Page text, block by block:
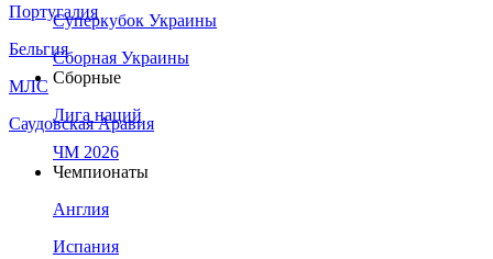
Португалия
Бельгия
МЛС
Саудовская Аравия
Суперкубок Украины
Сборная Украины
Сборные
Лига наций
ЧМ 2026
Чемпионаты
Англия
Испания